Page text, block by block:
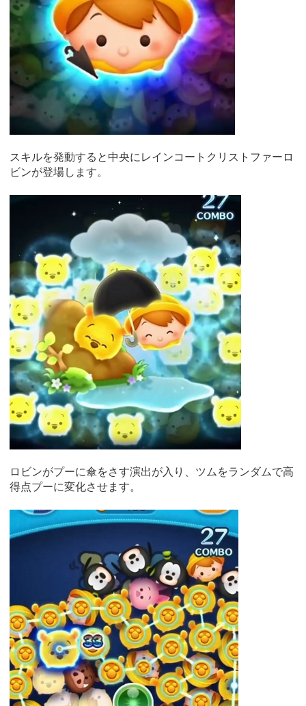
スキルを発動すると中央にレインコートクリストファーロ
ビンが登場します。
ロビンがプーに傘をさす演出が入り、ツムをランダムで高
得点プーに変化させます。